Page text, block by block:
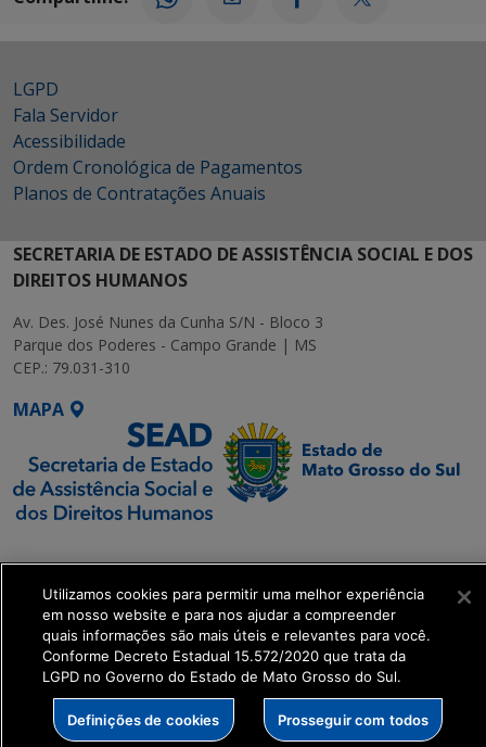
LGPD
Fala Servidor
Acessibilidade
Ordem Cronológica de Pagamentos
Planos de Contratações Anuais
SECRETARIA DE ESTADO DE ASSISTÊNCIA SOCIAL E DOS
DIREITOS HUMANOS
Av. Des. José Nunes da Cunha S/N - Bloco 3
Parque dos Poderes - Campo Grande | MS
CEP.: 79.031-310
MAPA
Transformação Digital
get_footer();
Utilizamos cookies para permitir uma melhor experiência
em nosso website e para nos ajudar a compreender
quais informações são mais úteis e relevantes para você.
Conforme Decreto Estadual 15.572/2020 que trata da
LGPD no Governo do Estado de Mato Grosso do Sul.
Definições de cookies Prosseguir com todos